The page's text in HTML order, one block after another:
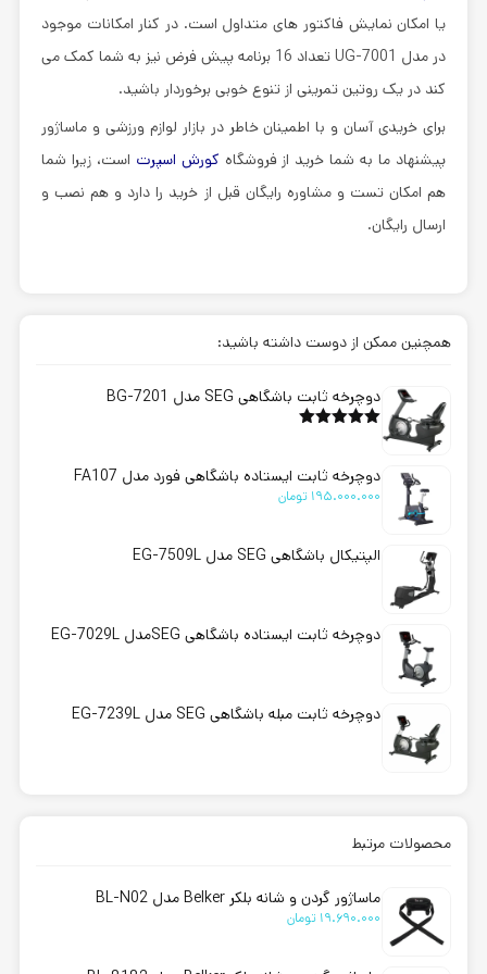
یا امکان نمایش فاکتور های متداول است. در کنار امکانات موجود
در مدل UG-7001 تعداد 16 برنامه پیش فرض نیز به شما کمک می
کند در یک روتین تمرینی از تنوع خوبی برخوردار باشید.
برای خریدی آسان و با اطمینان خاطر در بازار لوازم ورزشی و ماساژور
پیشنهاد ما به شما خرید از فروشگاه کورش اسپرت است، زیرا شما
هم امکان تست و مشاوره رایگان قبل از خرید را دارد و هم نصب و
ارسال رایگان.
همچنین ممکن از دوست داشته باشید:
دوچرخه ثابت باشگاهی SEG مدل BG-7201
دوچرخه ثابت ایستاده باشگاهی فورد مدل FA107
195.000.000 تومان
الپتیکال باشگاهی SEG مدل EG-7509L
دوچرخه ثابت ایستاده باشگاهی SEGمدل EG-7029L
دوچرخه ثابت مبله باشگاهی SEG مدل EG-7239L
محصولات مرتبط
ماساژور گردن و شانه بلکر Belker مدل BL-N02
19.690.000 تومان